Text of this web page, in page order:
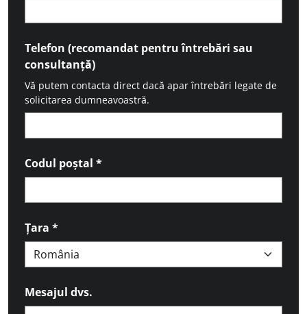
Telefon (recomandat pentru întrebări sau
consultanță)
Vă putem contacta direct dacă apar întrebări legate de
solicitarea dumneavoastră.
Codul poștal *
Țara *
Mesajul dvs.